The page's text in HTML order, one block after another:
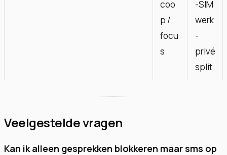
coo
p /
focu
s
-SIM
werk
-
privé
split
Veelgestelde vragen
Kan ik alleen gesprekken blokkeren maar sms op